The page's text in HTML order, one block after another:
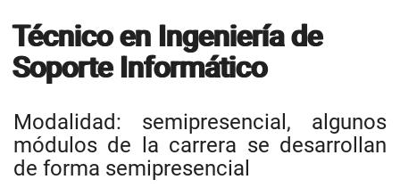
Técnico en Ingeniería de
Soporte Informático
Modalidad: semipresencial, algunos
módulos de la carrera se desarrollan
de forma semipresencial